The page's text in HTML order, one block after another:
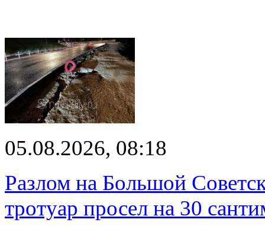
05.08.2026, 08:18
Разлом на Большой
тротуар просел на 30